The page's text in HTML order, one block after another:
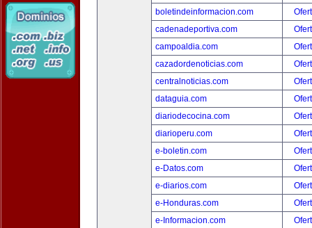
boletindeinformacion.com
cadenadeportiva.com
campoaldia.com
cazadordenoticias.com
centralnoticias.com
dataguia.com
diariodecocina.com
diarioperu.com
e-boletin.com
e-Datos.com
e-diarios.com
e-Honduras.com
e-Informacion.com